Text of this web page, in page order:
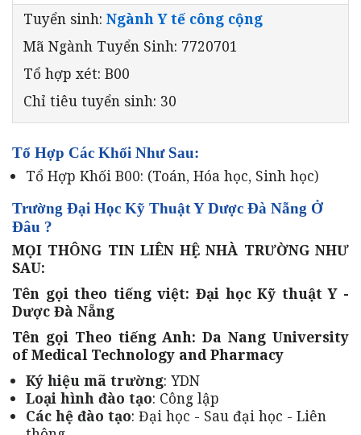
Tuyển sinh: Ngành Y tế công cộng
Mã Ngành Tuyển Sinh: 7720701
Tổ hợp xét: B00
Chỉ tiêu tuyển sinh: 30
Tổ Hợp Các Khối Như Sau:
Tổ Hợp Khối B00: (Toán, Hóa học, Sinh học)
Trường Đại Học Kỹ Thuật Y Dược Đà Nẵng Ở
Đâu ?
MỌI THÔNG TIN LIÊN HỆ NHÀ TRƯỜNG NHƯ
SAU:
Tên gọi theo tiếng việt: Đại học Kỹ thuật Y -
Dược Đà Nẵng
Tên gọi Theo tiếng Anh: Da Nang University
of Medical Technology and Pharmacy
Ký hiệu mã trường: YDN
Loại hình đào tạo: Công lập
Các hệ đào tạo: Đại học - Sau đại học - Liên